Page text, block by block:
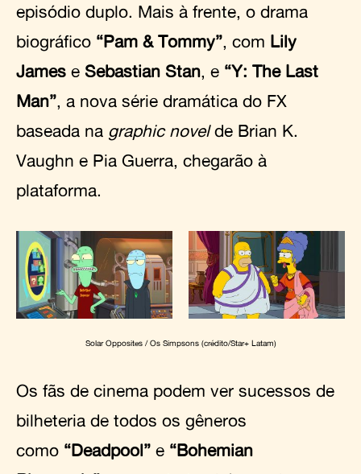
episódio duplo. Mais à frente, o drama
biográfico “Pam & Tommy”, com Lily
James e Sebastian Stan, e “Y: The Last
Man”, a nova série dramática do FX
baseada na graphic novelde Brian K.
Vaughn e Pia Guerra, chegarão à
plataforma.
Solar Opposites / Os Simpsons (crédito/Star+ Latam)
Os fãs de cinema podem ver sucessos de
bilheteria de todos os gêneros
como “Deadpool” e “Bohemian